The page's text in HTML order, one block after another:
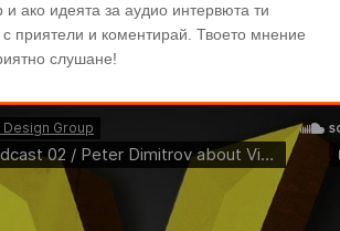
и ако идеята за аудио интервюта ти
приятели и коментирай. Твоето мнение
слушане!